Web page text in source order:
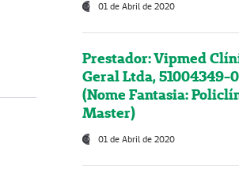
01 de Abril de 2020
Prestador: Vipmed
Geral Ltda, 51004349-0
(Nome Fantasia:
Master)
01 de Abril de 2020